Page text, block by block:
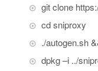
git clone https:
cd sniproxy
./autogen.sh
dpkg–i ../